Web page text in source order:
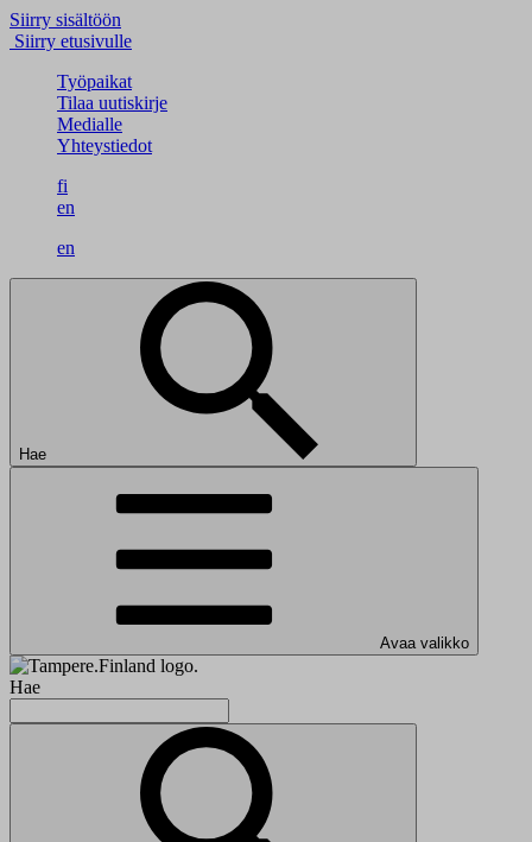
Siirry sisältöön
Siirry etusivulle
Työpaikat
Tilaa uutiskirje
Medialle
Yhteystiedot
fi
en
en
Hae
Avaa valikko
Hae